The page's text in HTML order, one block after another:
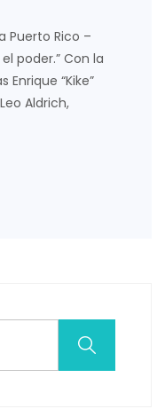
Puerto Rico –
poder.” Con la
“Kike”
Aldrich,